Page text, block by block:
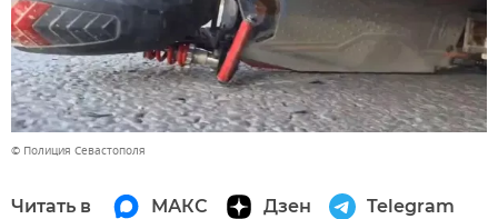
© Полиция Севастополя
Читать в МАКС Дзен Telegram